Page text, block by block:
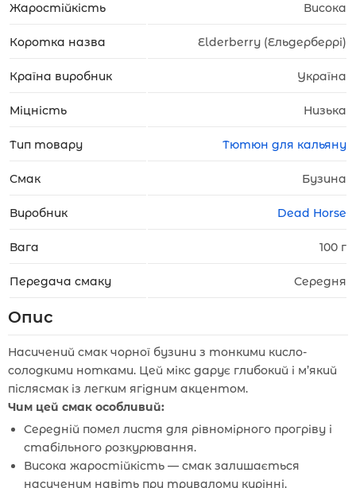
Жаростійкість Висока
Коротка назва Elderberry (Ельдерберрі)
Країна виробник Україна
Міцність Низька
Тип товару Тютюн для кальяну
Смак Бузина
Виробник Dead Horse
Вага 100 г
Передача смаку Середня
Опис
Насичений смак чорної бузини з тонкими кисло-
солодкими нотками. Цей мікс дарує глибокий і м’який
післясмак із легким ягідним акцентом.
Чим цей смак особливий:
Середній помел листя для рівномірного прогріву і
стабільного розкурювання.
Висока жаростійкість — смак залишається
насиченим навіть при тривалому курінні.